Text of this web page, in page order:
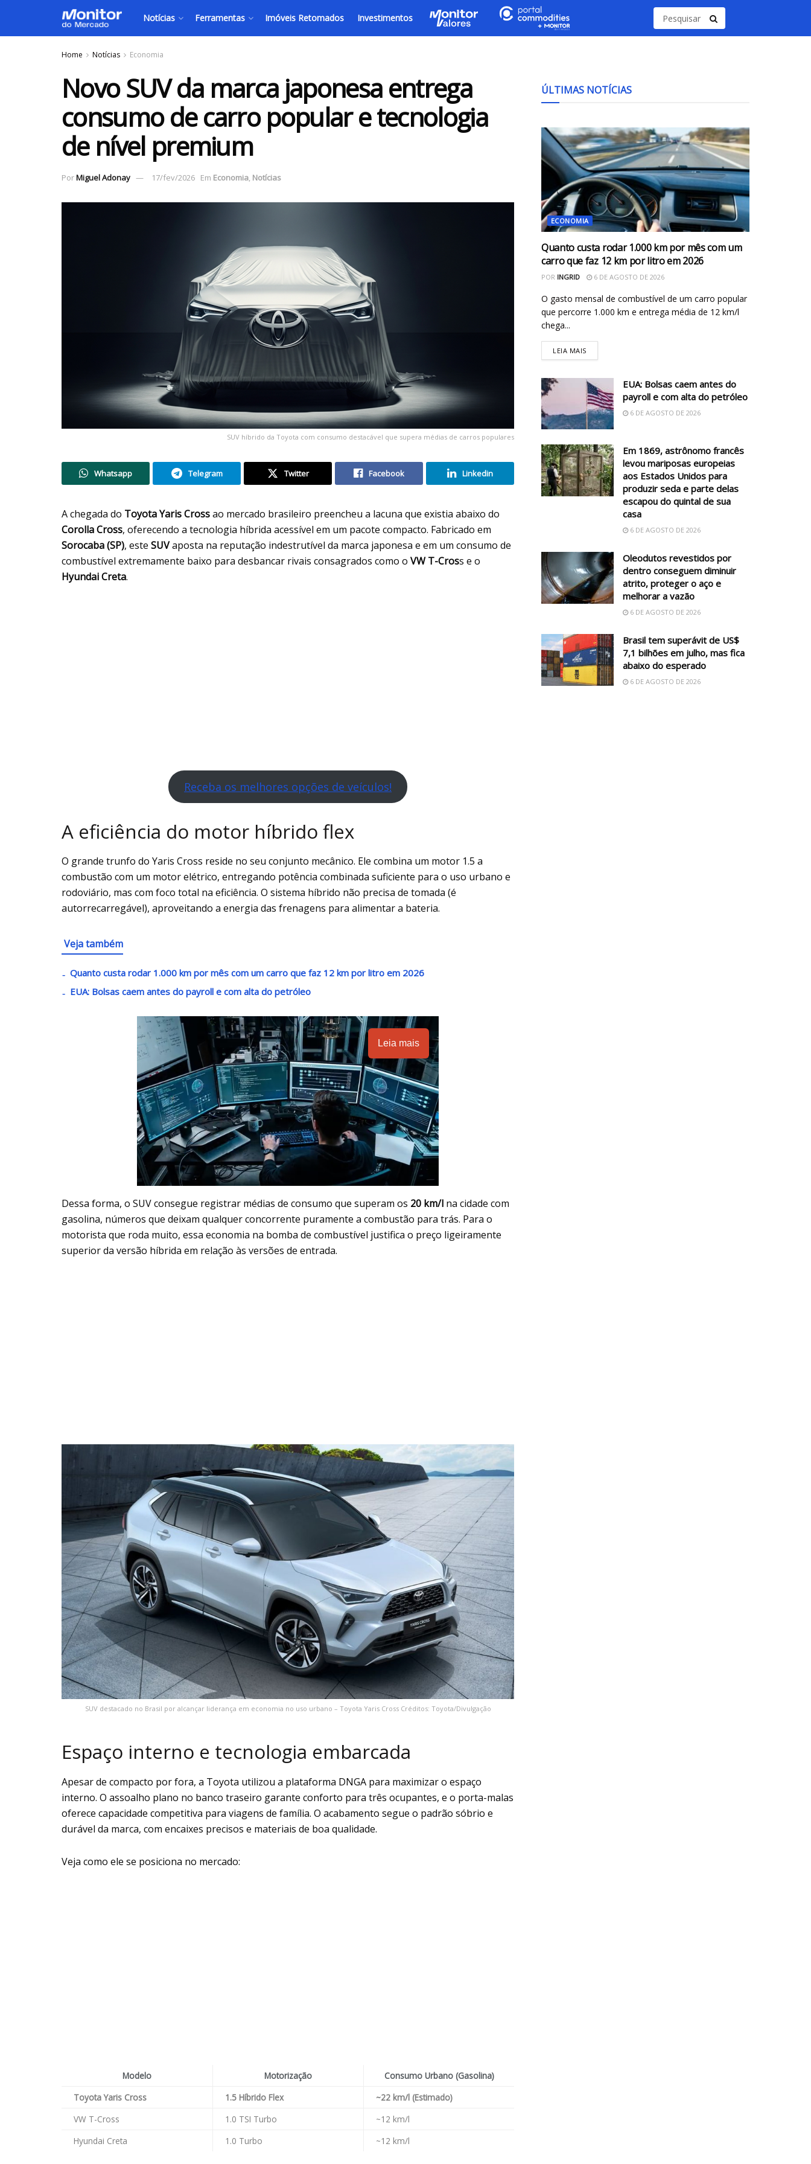
Notícias Ferramentas Imóveis Retomados Investimentos
Home Notícias Economia
Novo SUV da marca japonesa entrega
consumo de carro popular e tecnologia
de nível premium
PorMiguel Adonay 17/fev/2026 Em Economia, Notícias
SUV híbrido da Toyota com consumo destacável que supera médias de carros populares
Whatsapp Telegram Twitter Facebook Linkedin
A chegada do Toyota Yaris Crossao mercado brasileiro preencheu a lacuna que existia abaixo do
Corolla Cross, oferecendo a tecnologia híbrida acessível em um pacote compacto. Fabricado em
Sorocaba(SP), este SUVaposta na reputação indestrutível da marca japonesa e em um consumo de
combustível extremamente baixo para desbancar rivais consagrados como o VW T-Cross e o
Hyundai Creta.
Receba os melhores opções de veículos!
A eficiência do motor híbrido flex
O grande trunfo do Yaris Cross reside no seu conjunto mecânico. Ele combina um motor 1.5 a
combustão com um motor elétrico, entregando potência combinada suficiente para o uso urbano e
rodoviário, mas com foco total na eficiência. O sistema híbrido não precisa de tomada (é
autorrecarregável), aproveitando a energia das frenagens para alimentar a bateria.
Veja também
Quanto custa rodar 1.000 km por mês com um carro que faz 12 km por litro em 2026
EUA: Bolsas caem antes do payroll e com alta do petróleo
Leia mais
Dessa forma, o SUV consegue registrar médias de consumo que superam os 20 km/l na cidade com
gasolina, números que deixam qualquer concorrente puramente a combustão para trás. Para o
motorista que roda muito, essa economia na bomba de combustível justifica o preço ligeiramente
superior da versão híbrida em relação às versões de entrada.
SUV destacado no Brasil por alcançar liderança em economia no uso urbano – Toyota Yaris Cross Créditos: Toyota/Divulgação
Espaço interno e tecnologia embarcada
Apesar de compacto por fora, a Toyota utilizou a plataforma DNGA para maximizar o espaço
interno. O assoalho plano no banco traseiro garante conforto para três ocupantes, e o porta-malas
oferece capacidade competitiva para viagens de família. O acabamento segue o padrão sóbrio e
durável da marca, com encaixes precisos e materiais de boa qualidade.
Veja como ele se posiciona no mercado:
Modelo Motorização
Consumo Urbano (Gasolina)
Toyota Yaris Cross
1.5 Híbrido Flex
~22 km/l (Estimado)
VW T-Cross
1.0 TSI Turbo
~12 km/l
Hyundai Creta
1.0 Turbo ~12 km/l
ÚLTIMAS NOTÍCIAS
ECONOMIA
Quanto custa rodar 1.000 km por mês com um
carro que faz 12 km por litro em 2026
POR INGRID 6 DE AGOSTO DE 2026
O gasto mensal de combustível de um carro popular
que percorre 1.000 km e entrega média de 12 km/l
chega...
LEIA MAIS
EUA: Bolsas caem antes do
payroll e com alta do petróleo
6 DE AGOSTO DE 2026
Em 1869, astrônomo francês
levou mariposas europeias
aos Estados Unidos para
produzir seda e parte delas
escapou do quintal de sua
casa
6 DE AGOSTO DE 2026
Oleodutos revestidos por
dentro conseguem diminuir
atrito, proteger o aço e
melhorar a vazão
6 DE AGOSTO DE 2026
Brasil tem superávit de US$
7,1 bilhões em julho, mas fica
abaixo do esperado
6 DE AGOSTO DE 2026